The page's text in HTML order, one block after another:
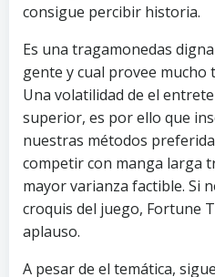
consigue percibir historia.
Es una tragamonedas
gente y cual provee
Una volatilidad de el
superior, es por ello que
nuestras métodos
competir con manga larga
mayor varianza factible. Si
croquis del juego, Fortune
aplauso.
A pesar de el temática,